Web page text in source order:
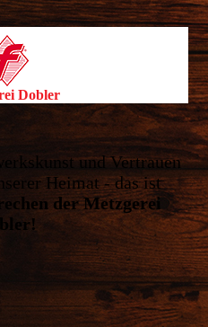
Dobler
und Vertrauen
Heimat - das ist
der Metzgerei